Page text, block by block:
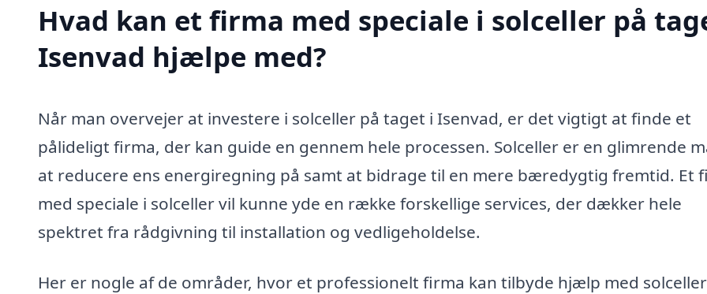
Hvad kan et firma med speciale i solceller på
Isenvad hjælpe med?
Når man overvejer at investere i solceller på taget i Isenvad, er det vigtigt at finde et
pålideligt firma, der kan guide en gennem hele processen. Solceller er en glimrende
at reducere ens energiregning på samt at bidrage til en mere bæredygtig fremtid. Et
med speciale i solceller vil kunne yde en række forskellige services, der dækker hele
spektret fra rådgivning til installation og vedligeholdelse.
Her er nogle af de områder, hvor et professionelt firma kan tilbyde hjælp med